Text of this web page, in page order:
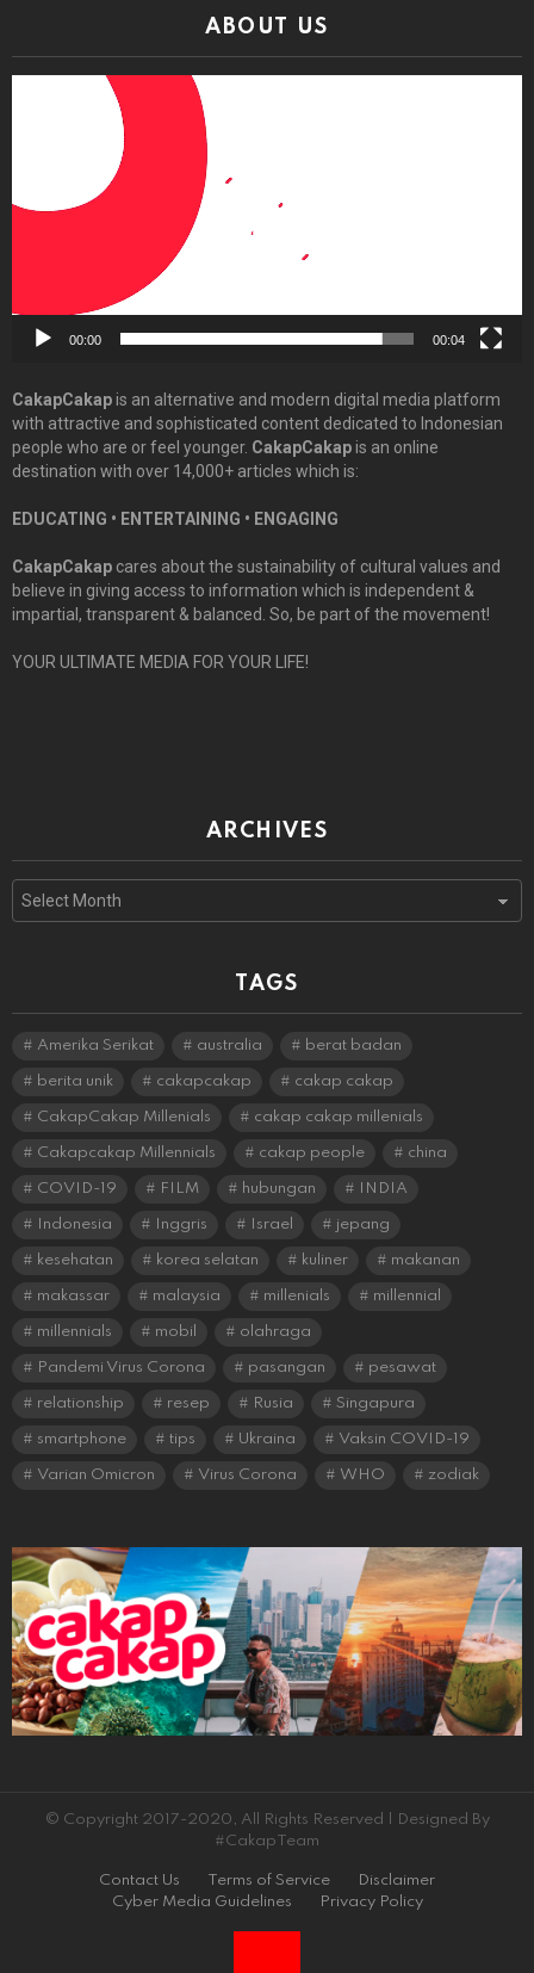
ABOUT US
00:00 00:04
CakapCakapis an alternative and modern digital media platform
with attractive and sophisticated content dedicated to Indonesian
people who are or feel younger. CakapCakapis an online
destination with over 14,000+ articles which is:
EDUCATING • ENTERTAINING • ENGAGING
CakapCakap cares about the sustainability of cultural values and
believe in giving access to information which is independent &
impartial, transparent & balanced. So, be part of the movement!
YOUR ULTIMATE MEDIA FOR YOUR LIFE!
ARCHIVES
TAGS
Amerika Serikat australia berat badan
berita unik cakapcakap cakap cakap
CakapCakap Millenials cakap cakap millenials
Cakapcakap Millennials cakap people china
COVID-19 FILM hubungan INDIA
Indonesia Inggris Israel jepang
kesehatan korea selatan kuliner makanan
makassar malaysia millenials millennial
millennials mobil olahraga
Pandemi Virus Corona pasangan pesawat
relationship resep Rusia Singapura
smartphone tips Ukraina Vaksin COVID-19
Varian Omicron Virus Corona WHO zodiak
© Copyright 2017-2020, All Rights Reserved | Designed By
#CakapTeam
Contact Us Terms of Service
Disclaimer
Cyber Media Guidelines
Privacy Policy